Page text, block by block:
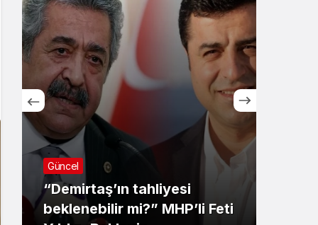
Güncel
“Demirtaş’ın tahliyesi
beklenebilir mi?” MHP’li Feti